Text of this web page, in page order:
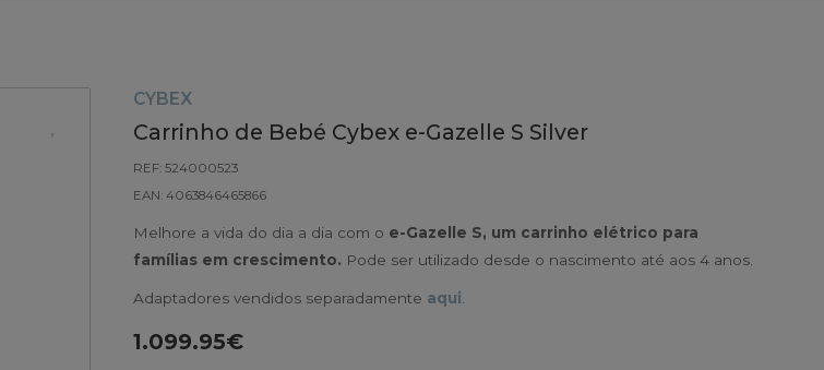
CYBEX
Carrinho de Bebé Cybex e-Gazelle S Silver
REF: 524000523
EAN: 4063846465866
Melhore a vida do dia a dia com o e-Gazelle S, um carrinho elétrico para
famílias em crescimento. Pode ser utilizado desde o nascimento até aos 4 anos.
Adaptadores vendidos separadamente aqui.
1.099.95€